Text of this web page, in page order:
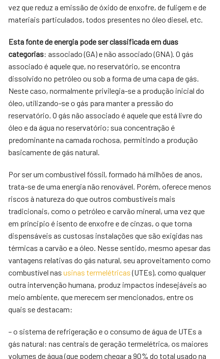
vez que reduz a emissão de óxido de enxofre, de fuligem e de
materiais particulados, todos presentes no óleo diesel, etc.
Esta fonte de energia pode ser classificada em duas
categorias: associado (GA) e não associado (GNA). O gás
associado é aquele que, no reservatório, se encontra
dissolvido no petróleo ou sob a forma de uma capa de gás.
Neste caso, normalmente privilegia-se a produção inicial do
óleo, utilizando-se o gás para manter a pressão do
reservatório. O gás não associado é aquele que está livre do
óleo e da água no reservatório; sua concentração é
predominante na camada rochosa, permitindo a produção
basicamente de gás natural.
Por ser um combustível fóssil, formado há milhões de anos,
trata-se de uma energia não renovável. Porém, oferece menos
riscos à natureza do que outros combustíveis mais
tradicionais, como o petróleo e carvão mineral, uma vez que
em principio é isento de enxofre e de cinzas, o que torna
dispensáveis as custosas instalações que são exigidas nas
térmicas a carvão e a óleo. Nesse sentido, mesmo apesar das
vantagens relativas do gás natural, seu aproveitamento como
combustível nasusinas termelétricas(UTEs), como qualquer
outra intervenção humana, produz impactos indesejáveis ao
meio ambiente, que merecem ser mencionados, entre os
quais se destacam:
– o sistema de refrigeração e o consumo de água de UTEs a
gás natural: nas centrais de geração termelétrica, os maiores
volumes de água (que podem chegar a 90% do total usado na